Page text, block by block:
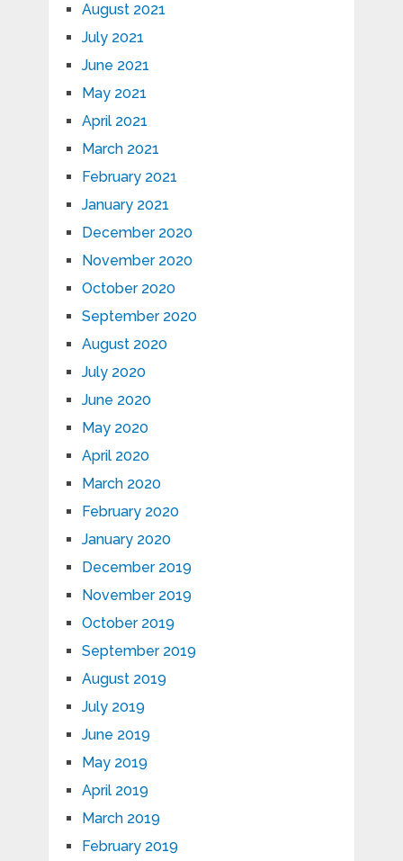
August 2021
July 2021
June 2021
May 2021
April 2021
March 2021
February 2021
January 2021
December 2020
November 2020
October 2020
September 2020
August 2020
July 2020
June 2020
May 2020
April 2020
March 2020
February 2020
January 2020
December 2019
November 2019
October 2019
September 2019
August 2019
July 2019
June 2019
May 2019
April 2019
March 2019
February 2019